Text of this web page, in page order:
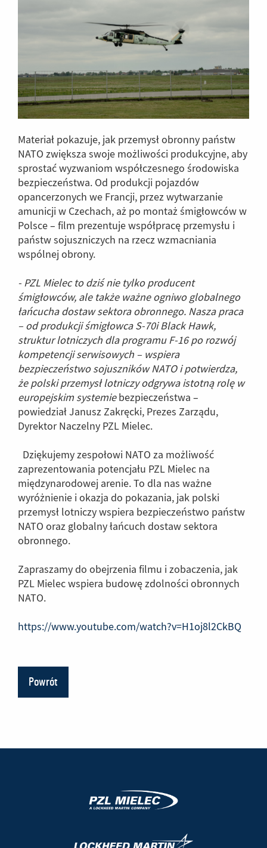
Materiał pokazuje, jak przemysł obronny państw
NATO zwiększa swoje możliwości produkcyjne, aby
sprostać wyzwaniom współczesnego środowiska
bezpieczeństwa. Od produkcji pojazdów
opancerzonych we Francji, przez wytwarzanie
amunicji w Czechach, aż po montaż śmigłowców w
Polsce – film prezentuje współpracę przemysłu i
państw sojuszniczych na rzecz wzmacniania
wspólnej obrony.
- PZL Mielec to dziś nie tylko producent
śmigłowców, ale także ważne ogniwo globalnego
łańcucha dostaw sektora obronnego. Nasza praca
– od produkcji śmigłowca S-70i Black Hawk,
struktur lotniczych dla programu F-16 po rozwój
kompetencji serwisowych – wspiera
bezpieczeństwo sojuszników NATO i potwierdza,
że polski przemysł lotniczy odgrywa istotną rolę w
europejskim systemiebezpieczeństwa –
powiedział Janusz Zakręcki, Prezes Zarządu,
Dyrektor Naczelny PZL Mielec.
Dziękujemy zespołowi NATO za możliwość
zaprezentowania potencjału PZL Mielec na
międzynarodowej arenie. To dla nas ważne
wyróżnienie i okazja do pokazania, jak polski
przemysł lotniczy wspiera bezpieczeństwo państw
NATO oraz globalny łańcuch dostaw sektora
obronnego.
Zapraszamy do obejrzenia filmu i zobaczenia, jak
PZL Mielec wspiera budowę zdolności obronnych
NATO.
https://www.youtube.com/watch?v=H1oj8l2CkBQ
Powrót